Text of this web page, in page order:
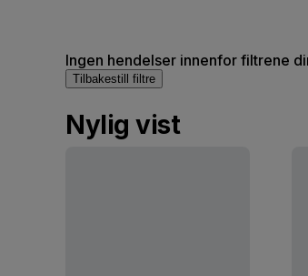
Ingen hendelser innenfor filtrene
Tilbakestill filtre
Nylig vist